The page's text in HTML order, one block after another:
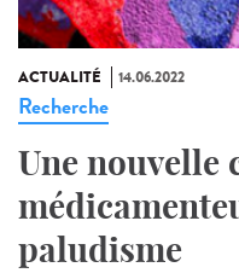
ACTUALITÉ 14.06.2022
Recherche
Une nouvelle
paludisme